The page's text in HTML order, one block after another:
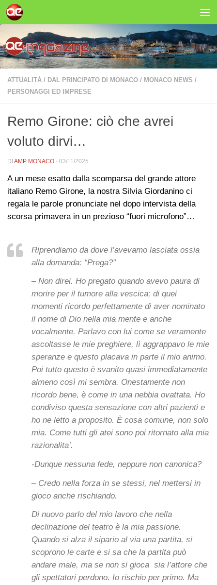
Salta al contenuto
ATTUALITÀ / DAL PRINCIPATO DI MONACO / MONACO NEWS /
PERSONAGGI ED IMPRESE
Remo Girone: ciò che avrei
voluto dirvi…
DI AMP MONACO · 03/11/2025
A un mese esatto dalla scomparsa del grande attore
italiano Remo Girone, la nostra Silvia Giordanino ci
regala le parole pronunciate nel dopo intervista della
scorsa primavera in un prezioso “fuori microfono”…
Riprendiamo da dove l’avevamo lasciata ossia
alla domanda: “Prega?”
– Non direi. Ho pregato quando avevo paura di
morire per il tumore alla vescica; di quei
momenti ricordo perfettamente di aver nominato
il nome di Dio nella mia mente e anche
vocalmente. Parlavo con lui come se veramente
ascoltasse le mie preghiere, lì aggrappavo le mie
speranze e questo placava in parte il mio animo.
Poi tutto questo è svanito quasi immediatamente
almeno così mi sembra. Onestamente non
ricordo bene, è come in una nebbia ovattata. Ho
condiviso questa sensazione con altri pazienti e
ho ne letto a proposito. È cosa comune, non solo
mia. Come tutti gli atei sono poi ritornato alla mia
razionalita’.
-Dunque nessuna fede, neppure non canonica?
– Credo nella forza in se stessi, nel mettersi in
gioco anche rischiando.
Di nuovo parlo del mio lavoro che nella
declinazione del teatro è la mia passione.
Quando si alza il sipario al via una partita, si
scoprono le carte e si sa che la partita può
andare male, ma se non si gioca sia l’attore che
gli spettatori perdono. Io rischio per primo. Ma